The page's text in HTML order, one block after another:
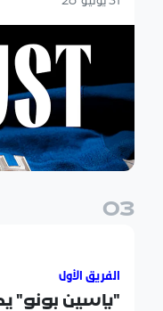
03
الفريق الأول
"ياسين